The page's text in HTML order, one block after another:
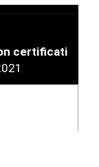
certificati